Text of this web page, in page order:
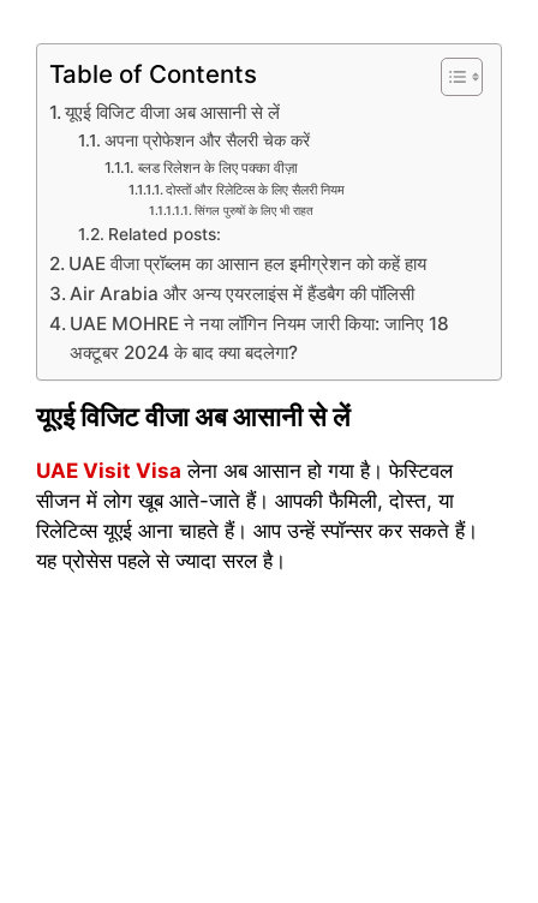
Table of Contents
यूएई विजिट वीजा अब आसानी से लें
अपना प्रोफेशन और सैलरी चेक करें
ब्लड रिलेशन के लिए पक्का वीज़ा
दोस्तों और रिलेटिव्स के लिए सैलरी नियम
सिंगल पुरुषों के लिए भी राहत
Related posts:
UAE वीजा प्रॉब्लम का आसान हल इमीग्रेशन को कहें हाय
Air Arabia और अन्य एयरलाइंस में हैंडबैग की पॉलिसी
UAE MOHRE ने नया लॉगिन नियम जारी किया: जानिए 18
अक्टूबर 2024 के बाद क्या बदलेगा?
यूएई विजिट वीजा अब आसानी से लें
UAE Visit Visa लेना अब आसान हो गया है। फेस्टिवल
सीजन में लोग खूब आते-जाते हैं। आपकी फैमिली, दोस्त, या
रिलेटिव्स यूएई आना चाहते हैं। आप उन्हें स्पॉन्सर कर सकते हैं।
यह प्रोसेस पहले से ज्यादा सरल है।